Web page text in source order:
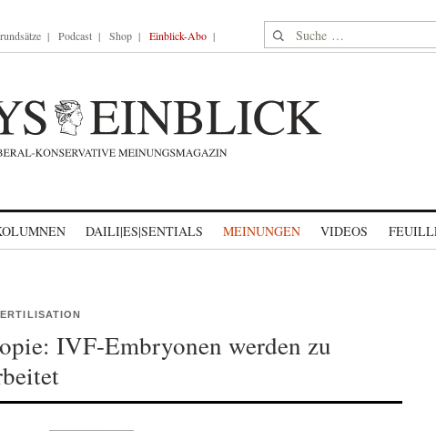
Podcast Shop Einblick-Abo Suche nach:
DAILI|ES|SENTIALS MEINUNGEN VIDEOS
IVF-Embryonen werden zu